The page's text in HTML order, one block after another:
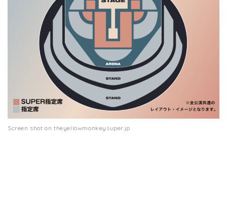
Screen shot on theyellowmonkeysuper.jp